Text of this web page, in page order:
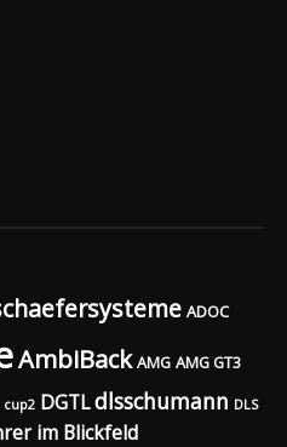
ADOC
AmbiBack AMG AMG GT3
cup2 DGTLdlsschumann DLS
im Blickfeld